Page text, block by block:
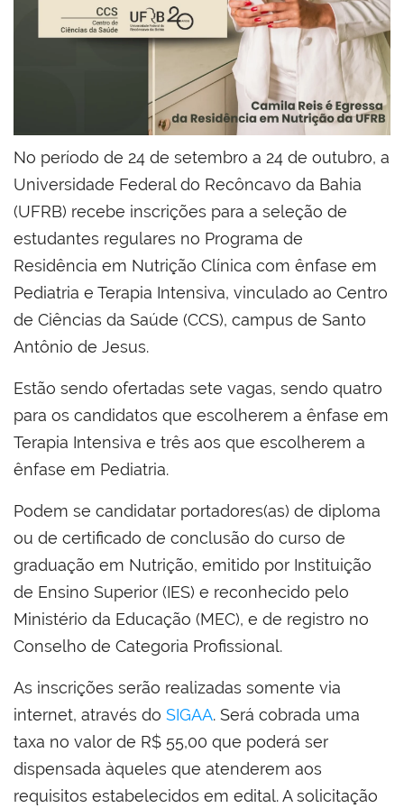
No período de 24 de setembro a 24 de outubro, a
Universidade Federal do Recôncavo da Bahia
(UFRB) recebe inscrições para a seleção de
estudantes regulares no Programa de
Residência em Nutrição Clínica com ênfase em
Pediatria e Terapia Intensiva, vinculado ao Centro
de Ciências da Saúde (CCS), campus de Santo
Antônio de Jesus.
Estão sendo ofertadas sete vagas, sendo quatro
para os candidatos que escolherem a ênfase em
Terapia Intensiva e três aos que escolherem a
ênfase em Pediatria.
Podem se candidatar portadores(as) de diploma
ou de certificado de conclusão do curso de
graduação em Nutrição, emitido por Instituição
de Ensino Superior (IES) e reconhecido pelo
Ministério da Educação (MEC), e de registro no
Conselho de Categoria Profissional.
As inscrições serão realizadas somente via
internet, através do SIGAA. Será cobrada uma
taxa no valor de R$ 55,00 que poderá ser
dispensada àqueles que atenderem aos
requisitos estabelecidos em edital. A solicitação